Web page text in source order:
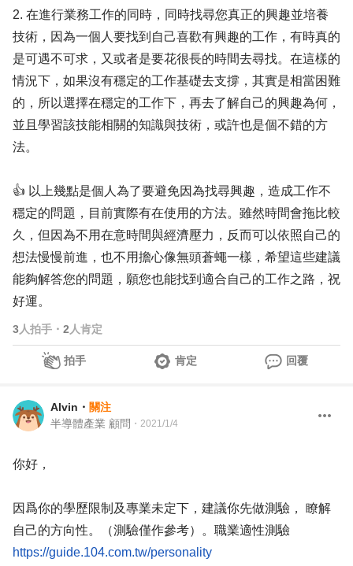
2. 在進行業務工作的同時，同時找尋您真正的興趣並培養
技術，因為一個人要找到自己喜歡有興趣的工作，有時真的
是可遇不可求，又或者是要花很長的時間去尋找。在這樣的
情況下，如果沒有穩定的工作基礎去支撐，其實是相當困難
的，所以選擇在穩定的工作下，再去了解自己的興趣為何，
並且學習該技能相關的知識與技術，或許也是個不錯的方
法。
👍 以上幾點是個人為了要避免因為找尋興趣，造成工作不
穩定的問題，目前實際有在使用的方法。雖然時間會拖比較
久，但因為不用在意時間與經濟壓力，反而可以依照自己的
想法慢慢前進，也不用擔心像無頭蒼蠅一樣，希望這些建議
能夠解答您的問題，願您也能找到適合自己的工作之路，祝
好運。
3人拍手 ・ 2 人肯定
拍手 肯定 回覆
Alvin ・ 關注
半導體產業 顧問 ・ 2021/1/4
你好，
因爲你的學歷限制及專業未定下，建議你先做測驗， 瞭解
自己的方向性。（測驗僅作參考）。職業適性測驗
https://guide.104.com.tw/personality